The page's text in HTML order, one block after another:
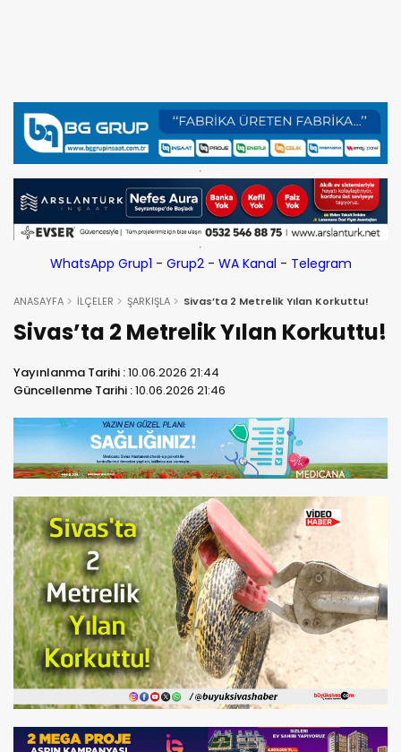
WhatsApp Grup1 - Grup2- WA Kanal - Telegram
ANASAYFA İLÇELER ŞARKIŞLA Sivas’ta 2 Metrelik Yılan Korkuttu!
Sivas’ta 2 Metrelik Yılan Korkuttu!
Yayınlanma Tarihi :10.06.2026 21:44
Güncellenme Tarihi :10.06.2026 21:46